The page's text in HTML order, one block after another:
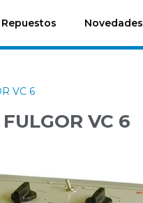
Repuestos Novedades
VC 6
VC 6